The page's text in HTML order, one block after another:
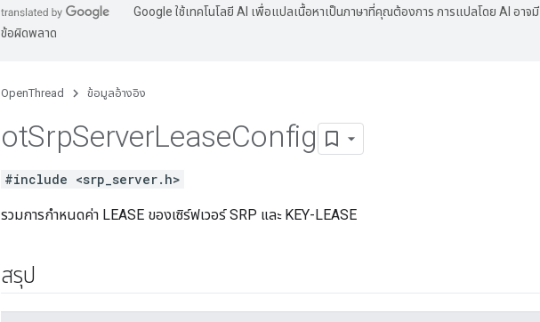
Google ใช้เทคโนโลยี AI เพื่อแปลเนื้อหาเป็นภาษาที่คุณต้องการ การแปลโดย AI อาจมี
ข้อผิดพลาด
OpenThread ข้อมูลอ้างอิง
otSrpServerLeaseConfig
#include <srp_server.h>
รวมการกำหนดค่า LEASE ของเซิร์ฟเวอร์ SRP และ KEY-LEASE
สรุป